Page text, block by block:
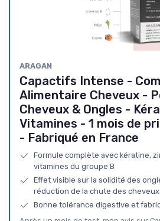
ARAGAN
Capactifs Intense -
Alimentaire Cheveux -
Cheveux & Ongles -
Vitamines - 1 mois de
- Fabriqué en France
Formule complète avec kératine,
vitamines du groupe B
Effet visible sur la solidité des
réduction de la chute des
Bonne tolérance digestive et